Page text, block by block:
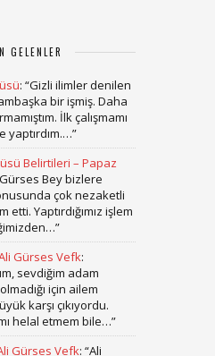
GELENLER
: “Gizli ilimler denilen
bir işmiş. Daha
İlk çalışmamı
yaptırdım.…”
Belirtileri – Papaz
Bey bizlere
çok nezaketli
etti. Yaptırdığımız işlem
”
Gürses Vefk:
sevdiğim adam
için ailem
karşı çıkıyordu.
helal etmem bile…”
Gürses Vefk: “Ali